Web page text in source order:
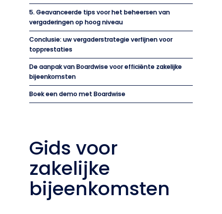
5. Geavanceerde tips voor het beheersen van
vergaderingen op hoog niveau
Conclusie: uw vergaderstrategie verfijnen voor
topprestaties
De aanpak van Boardwise voor efficiënte zakelijke
bijeenkomsten
Boek een demo met Boardwise
Gids voor
zakelijke
bijeenkomsten